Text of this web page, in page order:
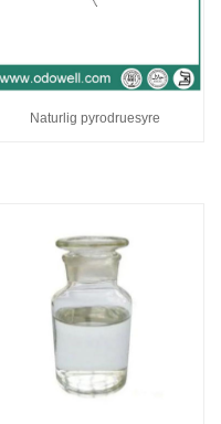
Naturlig pyrodruesyre